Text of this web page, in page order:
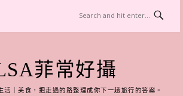
菲常好攝
活｜美食，把走過的路整理成你下一趟旅行的答案。